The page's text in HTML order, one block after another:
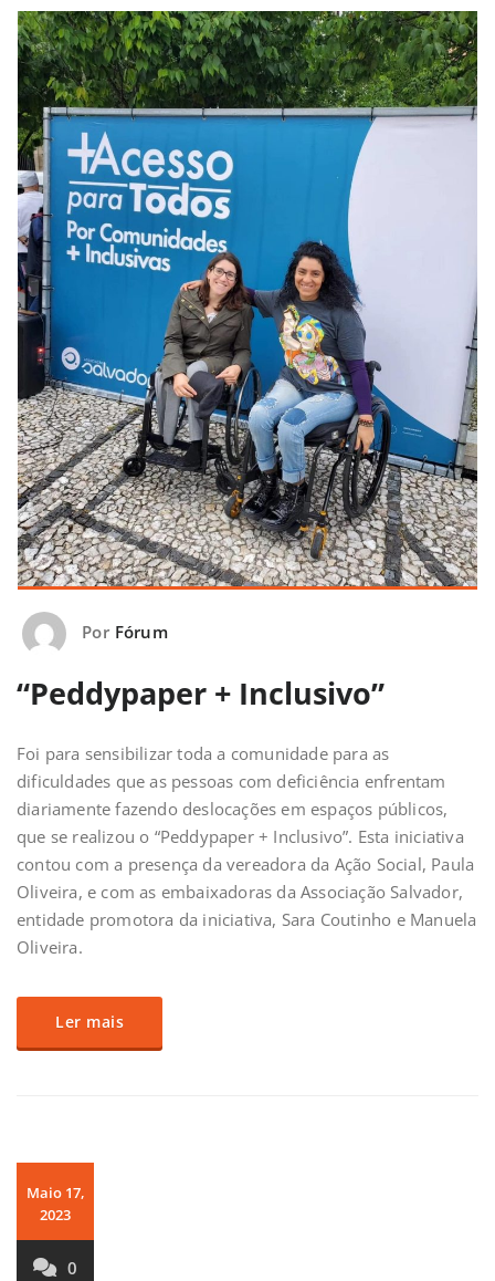
Por Fórum
“Peddypaper + Inclusivo”
Foi para sensibilizar toda a comunidade para as
dificuldades que as pessoas com deficiência enfrentam
diariamente fazendo deslocações em espaços públicos,
que se realizou o “Peddypaper + Inclusivo”. Esta iniciativa
contou com a presença da vereadora da Ação Social, Paula
Oliveira, e com as embaixadoras da Associação Salvador,
entidade promotora da iniciativa, Sara Coutinho e Manuela
Oliveira.
Ler mais
Maio 17,
2023
0